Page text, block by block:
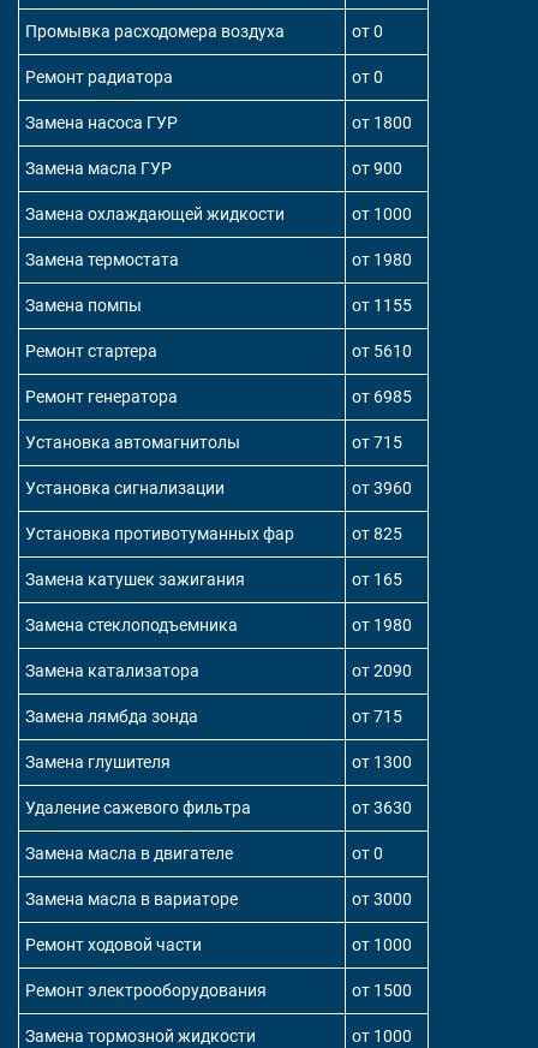
Промывка расходомера воздуха от 0
Ремонт радиатора от 0
Замена насоса ГУР от 1800
Замена масла ГУР от 900
Замена охлаждающей жидкости от 1000
Замена термостата от 1980
Замена помпы от 1155
Ремонт стартера от 5610
Ремонт генератора от 6985
Установка автомагнитолы от 715
Установка сигнализации от 3960
Установка противотуманных фар от 825
Замена катушек зажигания от 165
Замена стеклоподъемника от 1980
Замена катализатора от 2090
Замена лямбда зонда от 715
Замена глушителя от 1300
Удаление сажевого фильтра от 3630
Замена масла в двигателе от 0
Замена масла в вариаторе от 3000
Ремонт ходовой части от 1000
Ремонт электрооборудования от 1500
Замена тормозной жидкости от 1000